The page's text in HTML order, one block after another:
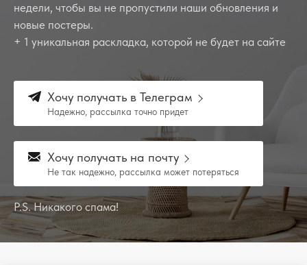
недели, чтобы вы не пропустили наши обновления и
новые постеры.
+ 1 уникальная раскладка, которой не будет на сайте
Хочу получать в Телеграм
Надежно, рассылка точно придет
Хочу получать на почту
Не так надежно, рассылка может потеряться
P.S. Никакого спама!